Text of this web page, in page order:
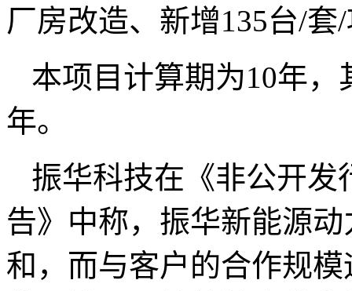
厂房改造、新增135台/
本项目计算期为10年
年。
振华科技在《非公开发
告》中称，振华新能源动
和，而与客户的合作规